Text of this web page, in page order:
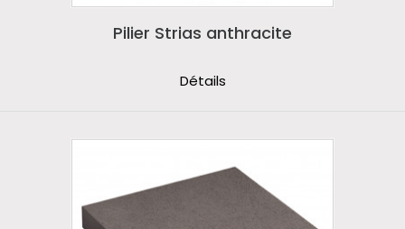
Pilier Strias anthracite
Détails